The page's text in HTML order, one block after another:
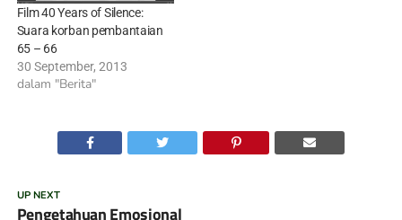
Film 40 Years of Silence:
Suara korban pembantaian
65 – 66
30 September, 2013
dalam "Berita"
UP NEXT
Pengetahuan Emosional